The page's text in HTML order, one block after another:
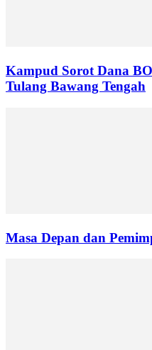
Kampud Sorot Dana
Tulang Bawang Tengah
Masa Depan dan